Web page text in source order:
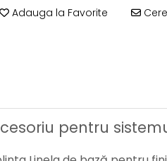
Adauga la Favorite
pentru